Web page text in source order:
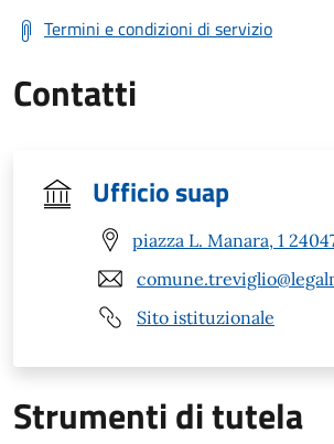
Termini e condizioni di servizio
Contatti
Ufficio suap
piazza L. Manara, 1
Sito istituzionale
Strumenti di tutela